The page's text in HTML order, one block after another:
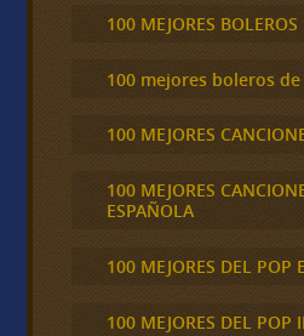
100 MEJORES BOLEROS
100 mejores boleros
100 MEJORES
100 MEJORES
ESPAÑOLA
100 MEJORES DEL POP
100 MEJORES DEL POP